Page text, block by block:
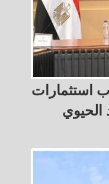
استثمارات
الحيوي